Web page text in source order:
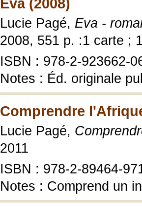
Lucie Pagé, Eva -
2008, 551 p. :1 carte ;
ISBN : 978-2-923662-
Notes : Éd. originale
Comprendre
Lucie Pagé,
2011
ISBN : 978-2-89464-
Notes : Comprend un